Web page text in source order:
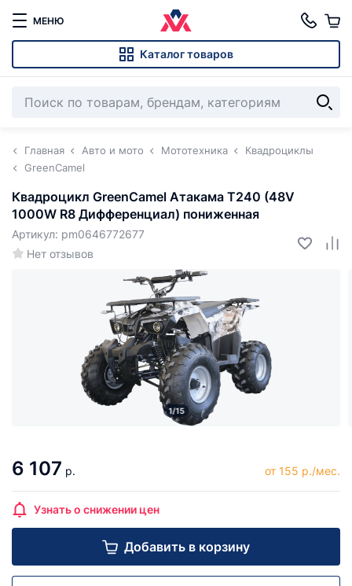
МЕНЮ
Каталог товаров
Главная Авто и мото Мототехника
Квадроциклы
GreenCamel
Квадроцикл GreenCamel Атакама T240 (48V
1000W R8 Дифференциал) пониженная
Нет отзывов
Артикул: pm0646772677
1/15
6 107 р. от 155 р./мес.
Узнать о снижении цен
Добавить в корзину